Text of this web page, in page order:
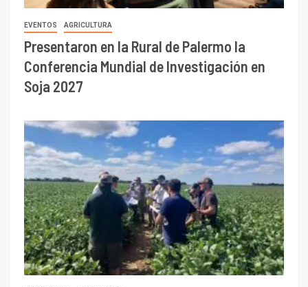
EVENTOS AGRICULTURA
Presentaron en la Rural de Palermo la
Conferencia Mundial de Investigación en
Soja 2027